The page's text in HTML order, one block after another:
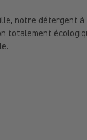
notre détergent à
totalement